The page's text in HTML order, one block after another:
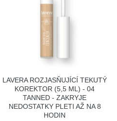
LAVERA ROZJASŇUJÍCÍ TEKUTÝ
KOREKTOR (5,5 ML) - 04
TANNED - ZAKRYJE
NEDOSTATKY PLETI AŽ NA 8
HODIN